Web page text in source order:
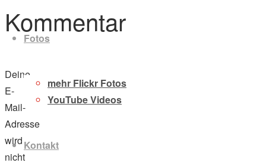
Fotos
mehr Flickr Fotos
YouTube Videos
Kontakt
Kommentar
Deine
E-
Mail-
Adresse
wird
nicht